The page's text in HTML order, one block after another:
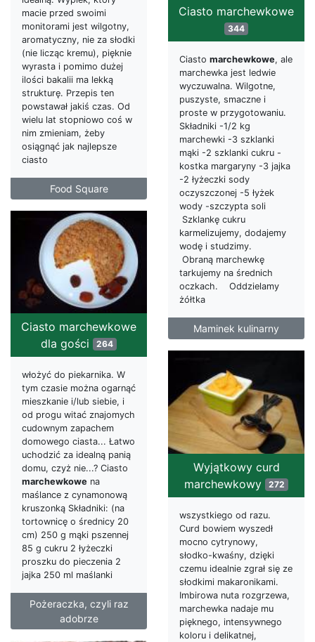
macie przed swoimi
monitorami jest wilgotny,
aromatyczny, nie za słodki
(nie licząc kremu), pięknie
wyrasta i pomimo dużej
ilości bakalii ma lekką
strukturę. Przepis ten
powstawał jakiś czas. Od
wielu lat stopniowo coś w
nim zmieniam, żeby
osiągnąć jak najlepsze
ciasto
Food Square
Ciasto marchewkowe
344
Ciasto marchewkowe, ale
marchewka jest ledwie
wyczuwalna. Wilgotne,
puszyste, smaczne i
proste w przygotowaniu.
Składniki -1/2 kg
marchewki -3 szklanki
mąki -2 szklanki cukru -
kostka margaryny -3 jajka
-2 łyżeczki sody
oczyszczonej -5 łyżek
wody -szczypta soli
Szklankę cukru
karmelizujemy, dodajemy
wodę i studzimy.
Obraną marchewkę
tarkujemy na średnich
oczkach. Oddzielamy
żółtka
Maminek kulinarny
Ciasto marchewkowe
dla gości 264
włożyć do piekarnika. W
tym czasie można ogarnąć
mieszkanie i/lub siebie, i
od progu witać znajomych
cudownym zapachem
domowego ciasta... Łatwo
uchodzić za idealną panią
domu, czyż nie...? Ciasto
marchewkowe na
maślance z cynamonową
kruszonką Składniki: (na
tortownicę o średnicy 20
cm) 250 g mąki pszennej
85 g cukru 2 łyżeczki
proszku do pieczenia 2
jajka 250 ml maślanki
Pożeraczka, czyli raz
adobrze
Wyjątkowy curd
marchewkowy 272
wszystkiego od razu.
Curd bowiem wyszedł
mocno cytrynowy,
słodko-kwaśny, dzięki
czemu idealnie zgrał się ze
słodkimi makaronikami.
Imbirowa nuta rozgrzewa,
marchewka nadaje mu
pięknego, intensywnego
koloru i delikatnej,